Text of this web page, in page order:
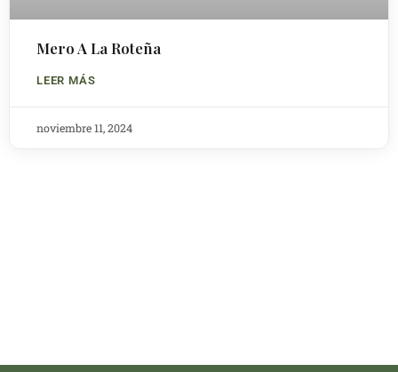
Mero A La Roteña
LEER MÁS
noviembre 11, 2024